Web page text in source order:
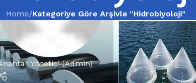
Home/Kategoriye Göre Arşivle "Hidrobiyoloji"
Yönetici (Admin)